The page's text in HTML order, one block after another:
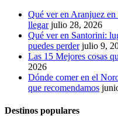
Qué ver en Aranjuez
llegar julio 28, 2026
Qué ver en Santorini:
puedes perder julio 9,
Las 15 Mejores cosas
2026
Dónde comer en el
que recomendamos
Destinos populares